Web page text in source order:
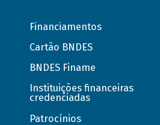
Financiamentos
Cartão BNDES
BNDES Finame
Instituições financeiras
credenciadas
Patrocínios